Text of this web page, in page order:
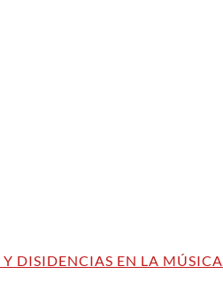
DISIDENCIAS EN LA MÚSICA